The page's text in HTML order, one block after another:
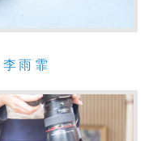
李雨霏